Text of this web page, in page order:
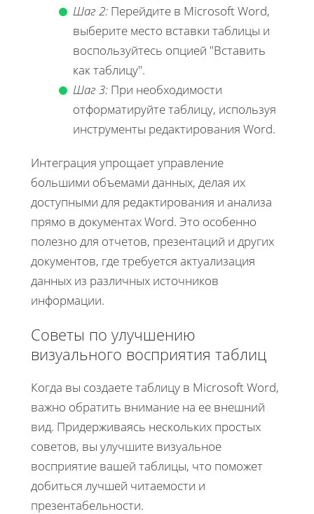
Шаг 2: Перейдите в Microsoft Word,
выберите место вставки таблицы и
воспользуйтесь опцией "Вставить
как таблицу".
Шаг 3: При необходимости
отформатируйте таблицу, используя
инструменты редактирования Word.
Интеграция упрощает управление
большими объемами данных, делая их
доступными для редактирования и анализа
прямо в документах Word. Это особенно
полезно для отчетов, презентаций и других
документов, где требуется актуализация
данных из различных источников
информации.
Советы по улучшению
визуального восприятия таблиц
Когда вы создаете таблицу в Microsoft Word,
важно обратить внимание на ее внешний
вид. Придерживаясь нескольких простых
советов, вы улучшите визуальное
восприятие вашей таблицы, что поможет
добиться лучшей читаемости и
презентабельности.